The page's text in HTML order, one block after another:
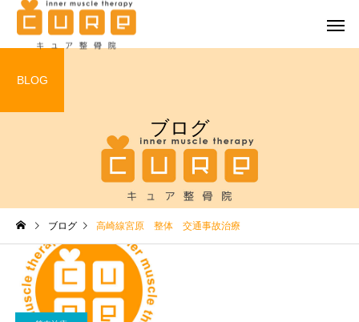
キュア整骨院の特徴
労災の扱いについて
７月の休日診療のお知らせ
6月休日診療＆院内改装
ブログ
BLOG
ブログ 高崎線宮原 整体 交通事故治療